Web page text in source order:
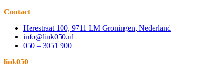
Contact
Herestraat 100, 9711 LM Groningen, Nederland
info@link050.nl
050 – 3051 900
link050